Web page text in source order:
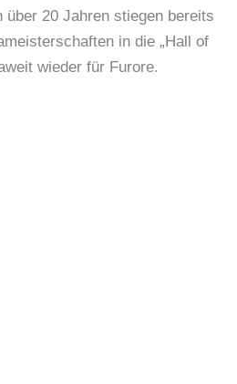
20 Jahren stiegen bereits
in die „Hall of
wieder für Furore.